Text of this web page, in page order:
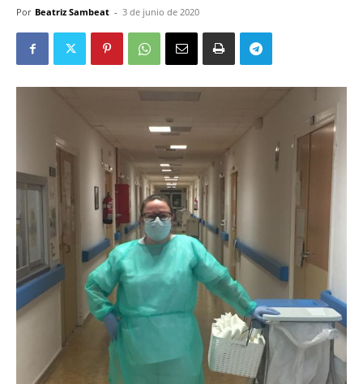
Por Beatriz Sambeat - 3 de junio de 2020